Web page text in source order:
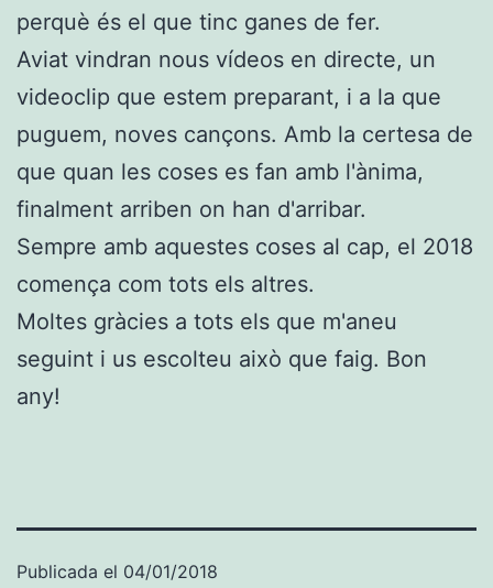
perquè és el que tinc ganes de fer.
Aviat vindran nous vídeos en directe, un
videoclip que estem preparant, i a la que
puguem, noves cançons. Amb la certesa de
que quan les coses es fan amb l'ànima,
finalment arriben on han d'arribar.
Sempre amb aquestes coses al cap, el 2018
comença com tots els altres.
Moltes gràcies a tots els que m'aneu
seguint i us escolteu això que faig. Bon
any!
Publicada el 04/01/2018